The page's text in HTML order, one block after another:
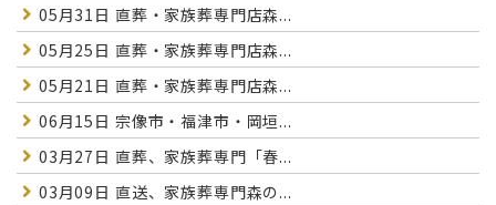
05月31日 直葬・家族葬専門店森...
05月25日 直葬・家族葬専門店森...
05月21日 直葬・家族葬専門店森...
06月15日 宗像市・福津市・岡垣...
03月27日 直葬、家族葬専門「春...
03月09日 直送、家族葬専門森の...